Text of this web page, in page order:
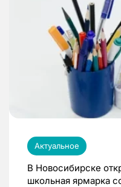
Актуальное
В Новосибирске
школьная ярмарка